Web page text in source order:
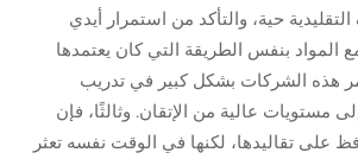
حية، والتأكد من استمرار أيدي
المواد بنفس الطريقة التي كان يعتمدها
هذه الشركات بشكل كبير في تدريب
مستويات عالية من الإتقان. وثالثًا، فإن
على تقاليدها، لكنها في الوقت نفسه تعثر